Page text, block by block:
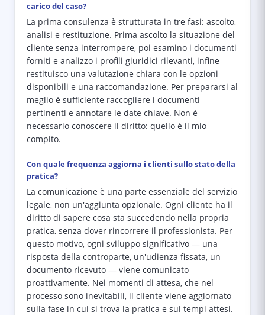
carico del caso?
La prima consulenza è strutturata in tre fasi: ascolto,
analisi e restituzione. Prima ascolto la situazione del
cliente senza interrompere, poi esamino i documenti
forniti e analizzo i profili giuridici rilevanti, infine
restituisco una valutazione chiara con le opzioni
disponibili e una raccomandazione. Per prepararsi al
meglio è sufficiente raccogliere i documenti
pertinenti e annotare le date chiave. Non è
necessario conoscere il diritto: quello è il mio
compito.
Con quale frequenza aggiorna i clienti sullo stato della
pratica?
La comunicazione è una parte essenziale del servizio
legale, non un'aggiunta opzionale. Ogni cliente ha il
diritto di sapere cosa sta succedendo nella propria
pratica, senza dover rincorrere il professionista. Per
questo motivo, ogni sviluppo significativo — una
risposta della controparte, un'udienza fissata, un
documento ricevuto — viene comunicato
proattivamente. Nei momenti di attesa, che nel
processo sono inevitabili, il cliente viene aggiornato
sulla fase in cui si trova la pratica e sui tempi attesi.